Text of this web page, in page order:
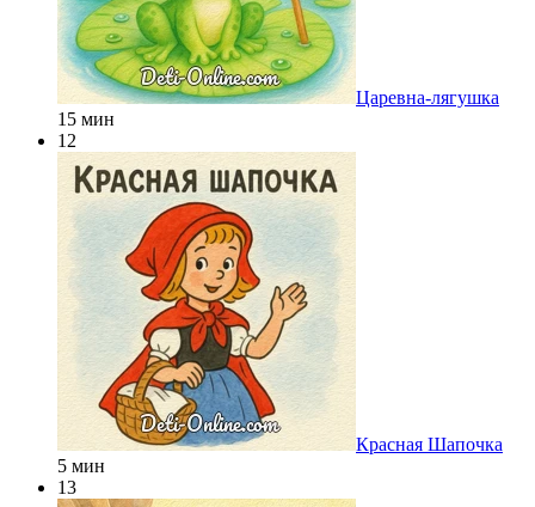
Царевна-лягушка
15 мин
12
Красная Шапочка
5 мин
13